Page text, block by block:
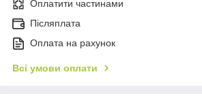
Оплатити частинами
Післяплата
Оплата на рахунок
Всі умови оплати